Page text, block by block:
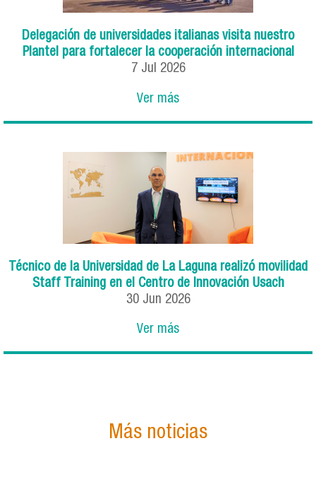
Delegación de universidades italianas visita nuestro
Plantel para fortalecer la cooperación internacional
7 Jul 2026
Ver más
Técnico de la Universidad de La Laguna realizó movilidad
Staff Training en el Centro de Innovación Usach
30 Jun 2026
Ver más
Más noticias